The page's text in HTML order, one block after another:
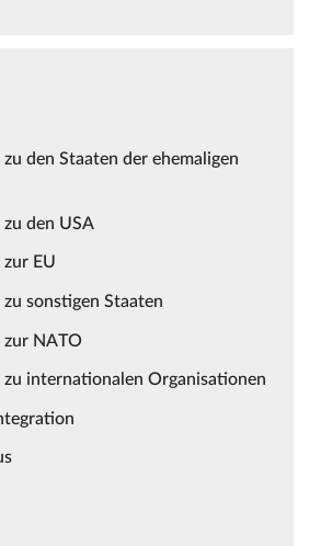
zu den Staaten der ehemaligen
zu den USA
zur EU
zu sonstigen Staaten
zur NATO
zu internationalen Organisationen